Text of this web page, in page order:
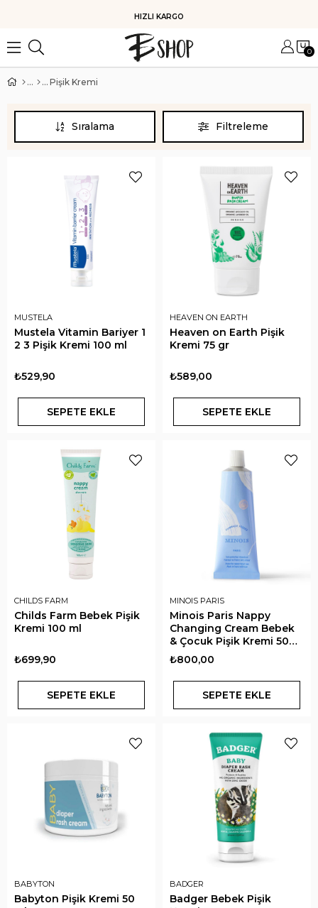
HIZLI KARGO
0
Pişik Kremi
Filtreleme
Sıralama
MUSTELA
Mustela Vitamin Bariyer 1
2 3 Pişik Kremi 100 ml
₺529,90
SEPETE EKLE
HEAVEN ON EARTH
Heaven on Earth Pişik
Kremi 75 gr
₺589,00
SEPETE EKLE
CHILDS FARM
Childs Farm Bebek Pişik
Kremi 100 ml
₺699,90
SEPETE EKLE
MINOIS PARIS
Minois Paris Nappy
Changing Cream Bebek
& Çocuk Pişik Kremi 50
ml
₺800,00
SEPETE EKLE
BABYTON
Babyton Pişik Kremi 50
BADGER
Badger Bebek Pişik